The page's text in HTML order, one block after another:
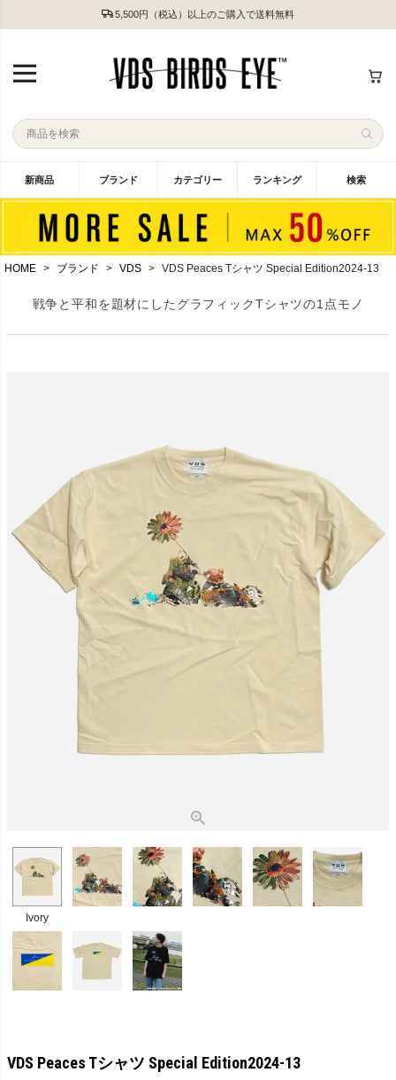
5,500円（税込）以上のご購入で送料無料
新商品 ブランド カテゴリー ランキング 検索
HOME ブランド VDS VDS Peaces Tシャツ Special Edition2024-13
戦争と平和を題材にしたグラフィックTシャツの1点モノ
Ivory
VDS Peaces Tシャツ Special Edition2024-13